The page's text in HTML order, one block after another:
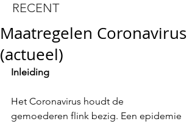
RECENT
Maatregelen Coronavirus
(actueel)
Inleiding
Het Coronavirus houdt de
gemoederen flink bezig. Een epidemie